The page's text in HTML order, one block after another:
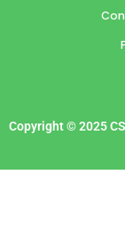
Copyright © 2025